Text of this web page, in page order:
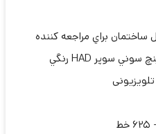
براي مراجعه كننده